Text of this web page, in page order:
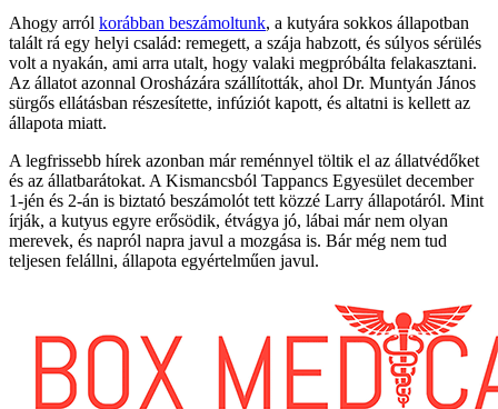
Ahogy arról korábban beszámoltunk, a kutyára sokkos állapotban
talált rá egy helyi család: remegett, a szája habzott, és súlyos sérülés
volt a nyakán, ami arra utalt, hogy valaki megpróbálta felakasztani.
Az állatot azonnal Orosházára szállították, ahol Dr. Muntyán János
sürgős ellátásban részesítette, infúziót kapott, és altatni is kellett az
állapota miatt.
A legfrissebb hírek azonban már reménnyel töltik el az állatvédőket
és az állatbarátokat. A Kismancsból Tappancs Egyesület december
1-jén és 2-án is biztató beszámolót tett közzé Larry állapotáról. Mint
írják, a kutyus egyre erősödik, étvágya jó, lábai már nem olyan
merevek, és napról napra javul a mozgása is. Bár még nem tud
teljesen felállni, állapota egyértelműen javul.